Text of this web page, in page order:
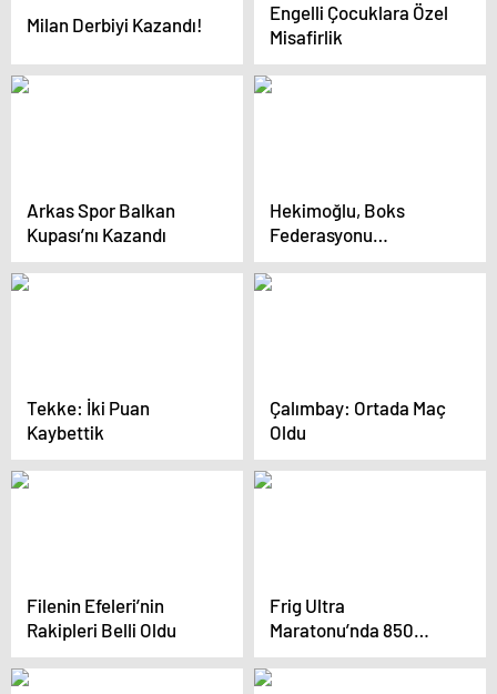
Milan Derbiyi Kazandı!
Engelli Çocuklara Özel
Misafirlik
Arkas Spor Balkan
Kupası’nı Kazandı
Hekimoğlu, Boks
Federasyonu
Başkanlığı Adaylığını
Açıkladı
Tekke: İki Puan
Kaybettik
Çalımbay: Ortada Maç
Oldu
Filenin Efeleri’nin
Rakipleri Belli Oldu
Frig Ultra
Maratonu’nda 850
Sporcu Koştu